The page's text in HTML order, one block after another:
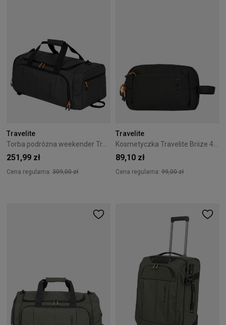
Travelite
251,99 zł
Cena regularna: 309,00 zł
Travelite
89,10 zł
Cena regularna: 99,00 zł